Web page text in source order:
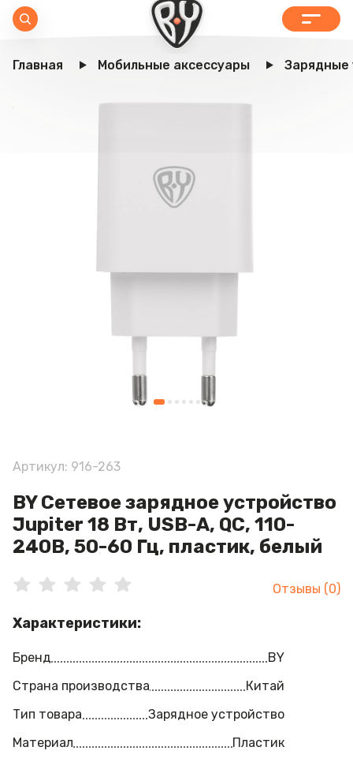
Главная Мобильные аксессуары Зарядные
Артикул: 916-263
BY Сетевое зарядное устройство
Jupiter 18 Вт, USB-A, QC, 110-
240В, 50-60 Гц, пластик, белый
Отзывы (0)
Характеристики:
Бренд
BY
Страна производства
Китай
Тип товара
Зарядное устройство
Материал
Пластик